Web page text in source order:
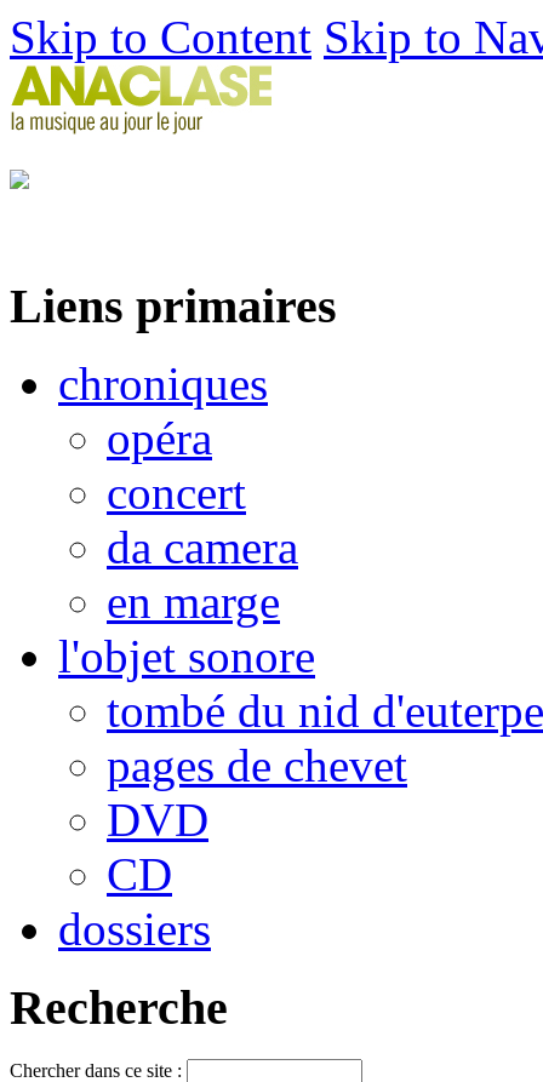
Skip to Content Skip to
Liens primaires
chroniques
opéra
concert
da camera
en marge
l'objet sonore
tombé du nid d'euterpe
pages de chevet
DVD
CD
dossiers
Recherche
Chercher dans ce site :